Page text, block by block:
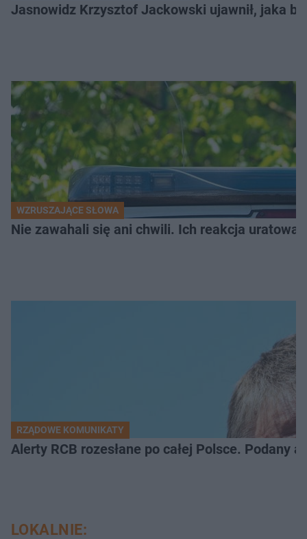
Jasnowidz Krzysztof Jackowski ujawnił, jaka
WZRUSZAJĄCE SŁOWA
Nie zawahali się ani chwili. Ich reakcja
RZĄDOWE KOMUNIKATY
Alerty RCB rozesłane po całej Polsce. Podany
LOKALNIE: